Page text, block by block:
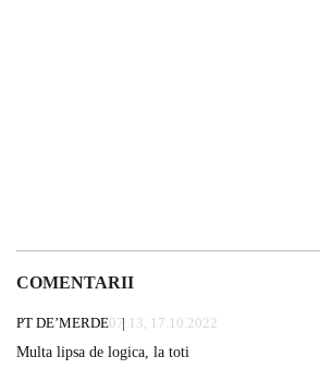
COMENTARII
PT DE’MERDE07:13, 17.10.2022
Multa lipsa de logica, la toti